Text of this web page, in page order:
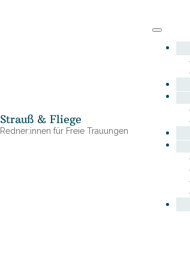
Strauß & Fliege
Redner:innen für Freie Trauungen